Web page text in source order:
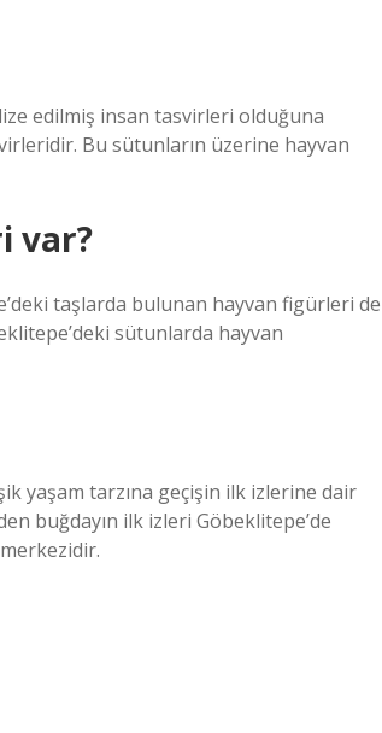
edilmiş insan tasvirleri olduğuna
Bu sütunların üzerine hayvan
var?
taşlarda bulunan hayvan figürleri de
sütunlarda hayvan
yaşam tarzına geçişin ilk izlerine dair
buğdayın ilk izleri Göbeklitepe’de